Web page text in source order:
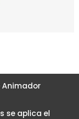
Animador
se aplica el